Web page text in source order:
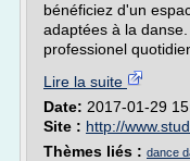
bénéficiez d'un
adaptées à la
professionel
Lire la suite
Date: 2017-01-29
Site : http://
Thèmes liés : dance